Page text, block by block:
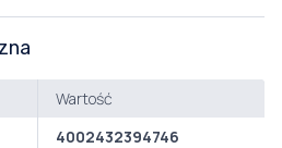
Wartość
4002432394746